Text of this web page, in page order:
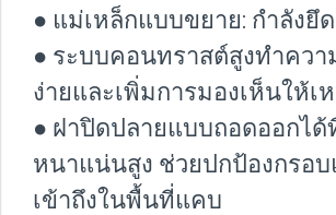
● แม่เหล็กแบบขยาย: กำลังยึ
● ระบบคอนทราสต์สูงทำควา
ง่ายและเพิ่มการมองเห็นให้เ
● ฝาปิดปลายแบบถอดออกไ
หนาแน่นสูง ช่วยปกป้องกรอบ
เข้าถึงในพื้นที่แคบ